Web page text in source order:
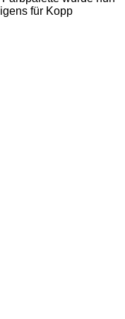
für Kopp